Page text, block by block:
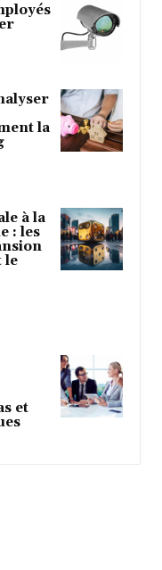
la
à la
: les
le
et